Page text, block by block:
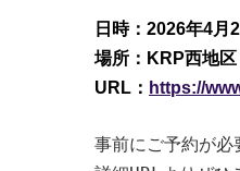
日時：2026年4月
場所：KRP西地
URL： https://
事前にご予約が必